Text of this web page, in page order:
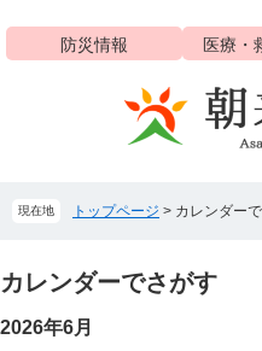
ジ
ュ
へ
防災情報 医療・
現在地 トップページ > カレンダー
文
カレンダーでさがす
2026年6月